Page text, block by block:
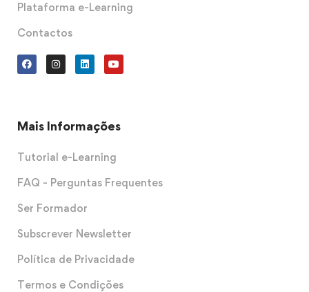
Plataforma e-Learning
Contactos
Mais Informações
Tutorial e-Learning
FAQ - Perguntas Frequentes
Ser Formador
Subscrever Newsletter
Política de Privacidade
Termos e Condições